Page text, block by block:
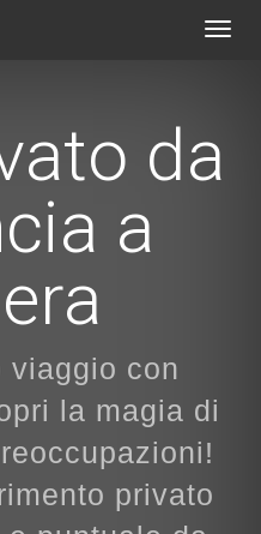
da
a
viaggio con
la magia di
privato